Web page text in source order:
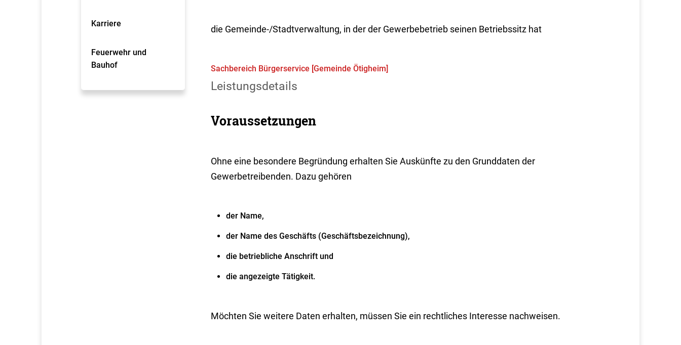
Karriere
Feuerwehr und
Bauhof
die Gemeinde-/Stadtverwaltung, in der der Gewerbebetrieb seinen Betriebssitz hat
Sachbereich Bürgerservice [Gemeinde Ötigheim]
Leistungsdetails
Voraussetzungen
Ohne eine besondere Begründung erhalten Sie Auskünfte zu den Grunddaten der
Gewerbetreibenden. Dazu gehören
der Name,
der Name des Geschäfts (Geschäftsbezeichnung),
die betriebliche Anschrift und
die angezeigte Tätigkeit.
Möchten Sie weitere Daten erhalten, müssen Sie ein rechtliches Interesse nachweisen.